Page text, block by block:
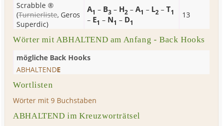
Scrabble ®
(Turnierliste, Geros
Superdic)
A1 – B3 – H2 –A1 – L2 –T1
– E1 – N1 – D1
13
Wörter mit ABHALTEND am Anfang - Back Hooks
mögliche Back Hooks
ABHALTENDE
Wortlisten
Wörter mit 9 Buchstaben
ABHALTEND im Kreuzworträtsel